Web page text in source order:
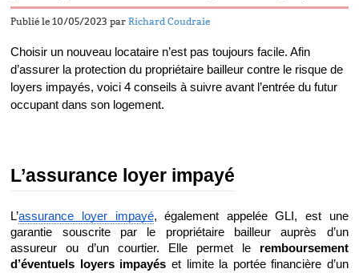
Publié le 10/05/2023 parRichard Coudraie
Choisir un nouveau locataire n’est pas toujours facile. Afin
d’assurer la protection du propriétaire bailleur contre le risque de
loyers impayés, voici 4 conseils à suivre avant l’entrée du futur
occupant dans son logement.
L’assurance loyer impayé
L’assurance loyer impayé, également appelée GLI, est une
garantie souscrite par le propriétaire bailleur auprès d’un
assureur ou d’un courtier. Elle permet le remboursement
d’éventuels loyers impayés et limite la portée financière d’un